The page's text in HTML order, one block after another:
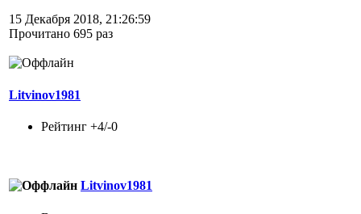
15 Декабря 2018, 21:26:59
Прочитано 695 раз
Litvinov1981
Рейтинг +4/-0
Litvinov1981